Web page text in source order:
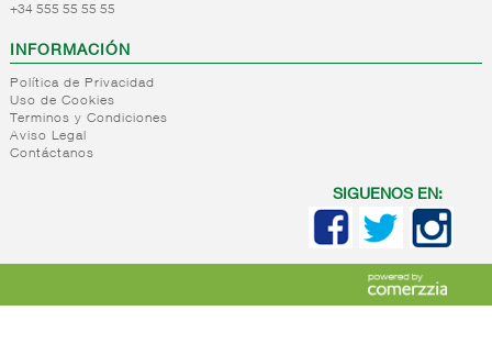
+34 555 55 55 55
INFORMACIÓN
Política de Privacidad
Uso de Cookies
Terminos y Condiciones
Aviso Legal
Contáctanos
SIGUENOS EN: